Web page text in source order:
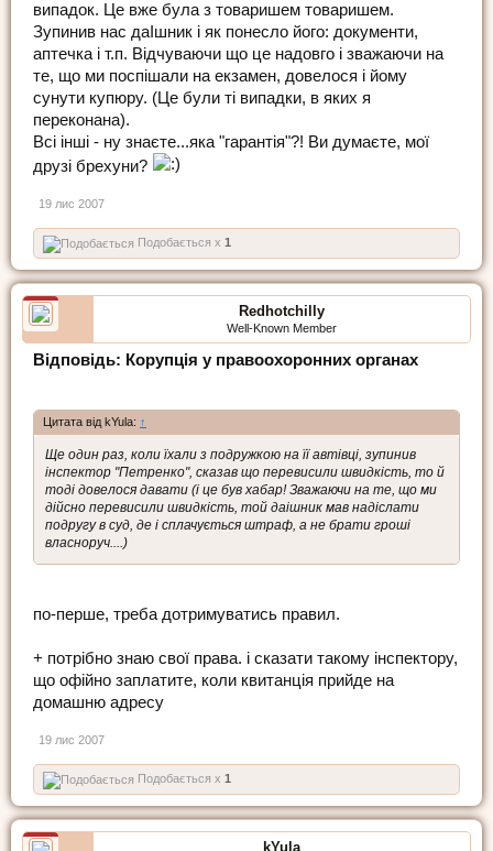
випадок. Це вже була з товаришем товаришем.
Зупинив нас даІшник і як понесло його: документи,
аптечка і т.п. Відчуваючи що це надовго і зважаючи на
те, що ми поспішали на екзамен, довелося і йому
сунути купюру. (Це були ті випадки, в яких я
переконана).
Всі інші - ну знаєте...яка "гарантія"?! Ви думаєте, мої
друзі брехуни?
19 лис 2007
Подобається x 1
Redhotchilly
Well-Known Member
Відповідь: Корупція у правоохоронних органах
Цитата від kYula: ↑
Ще один раз, коли їхали з подружкою на її автівці, зупинив
інспектор "Петренко", сказав що перевисили швидкість, то й
тоді довелося давати (і це був хабар! Зважаючи на те, що ми
дійсно перевисили швидкість, той даішник мав надіслати
подругу в суд, де і сплачується штраф, а не брати гроші
власноруч....)
по-перше, треба дотримуватись правил.
+ потрібно знаю свої права. і сказати такому інспектору,
що офійно заплатите, коли квитанція прийде на
домашню адресу
19 лис 2007
Подобається x 1
kYula